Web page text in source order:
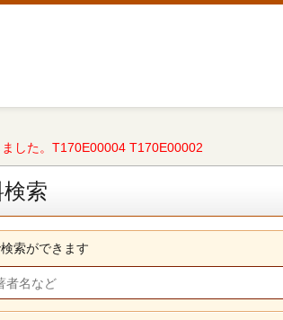
した。T170E00004 T170E00002
索
索ができます